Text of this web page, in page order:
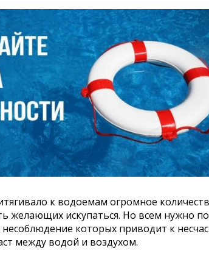
к водоемам огромное
желающих искупаться. Но всем нужно
которых приводит к
между водой и воздухом.